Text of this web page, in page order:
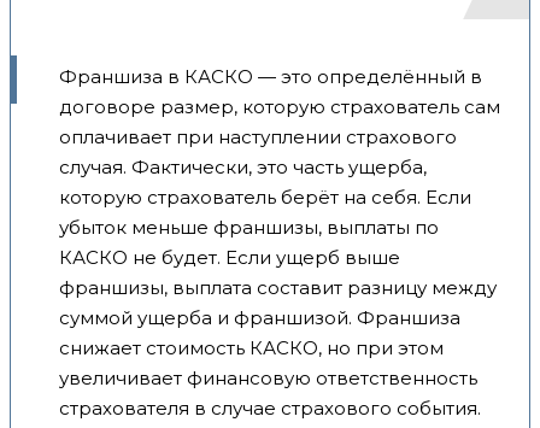
Франшиза в КАСКО — это определённый в
договоре размер, которую страхователь сам
оплачивает при наступлении страхового
случая. Фактически, это часть ущерба,
которую страхователь берёт на себя. Если
убыток меньше франшизы, выплаты по
КАСКО не будет. Если ущерб выше
франшизы, выплата составит разницу между
суммой ущерба и франшизой. Франшиза
снижает стоимость КАСКО, но при этом
увеличивает финансовую ответственность
страхователя в случае страхового события.